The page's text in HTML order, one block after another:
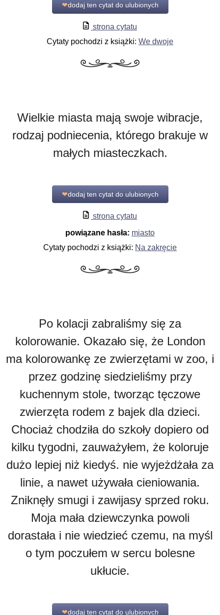
❤dodaj ten cytat do ulubionych
strona cytatu
Cytaty pochodzi z książki: We dwoje
Wielkie miasta mają swoje wibracje,
rodzaj podniecenia, którego brakuje w
małych miasteczkach.
❤dodaj ten cytat do ulubionych
strona cytatu
powiązane hasła: miasto
Cytaty pochodzi z książki: Na zakręcie
Po kolacji zabraliśmy się za
kolorowanie. Okazało się, że London
ma kolorowankę ze zwierzętami w zoo, i
przez godzinę siedzieliśmy przy
kuchennym stole, tworząc tęczowe
zwierzęta rodem z bajek dla dzieci.
Chociaż chodziła do szkoły dopiero od
kilku tygodni, zauważyłem, że koloruje
dużo lepiej niż kiedyś. nie wyjeżdżała za
linie, a nawet używała cieniowania.
Zniknęły smugi i zawijasy sprzed roku.
Moja mała dziewczynka powoli
dorastała i nie wiedzieć czemu, na myśl
o tym poczułem w sercu bolesne
ukłucie.
❤dodaj ten cytat do ulubionych